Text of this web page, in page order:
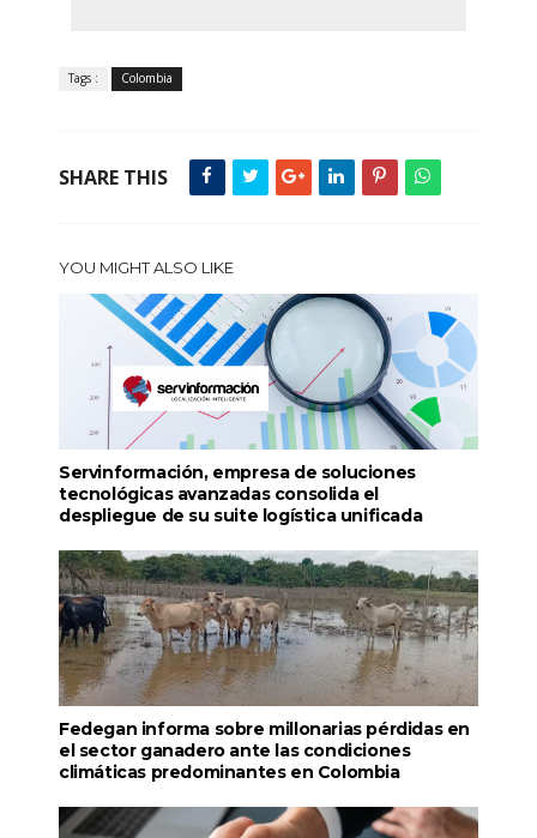
Tags : Colombia
SHARE THIS
YOU MIGHT ALSO LIKE
Servinformación, empresa de soluciones
tecnológicas avanzadas consolida el
despliegue de su suite logística unificada
Fedegan informa sobre millonarias pérdidas en
el sector ganadero ante las condiciones
climáticas predominantes en Colombia